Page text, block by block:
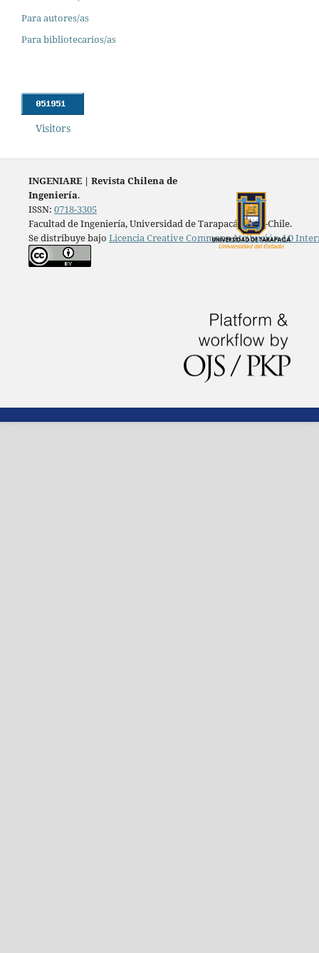
Para autores/as
Para bibliotecarios/as
Visitors
INGENIARE | Revista Chilena de
Ingeniería.
ISSN: 0718-3305
Facultad de Ingeniería, Universidad de Tarapacá, Arica-Chile.
Se distribuye bajo Licencia Creative Commons Atribución 4.0